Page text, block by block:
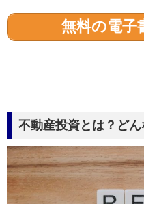
無料の電子
不動産投資とは？どん